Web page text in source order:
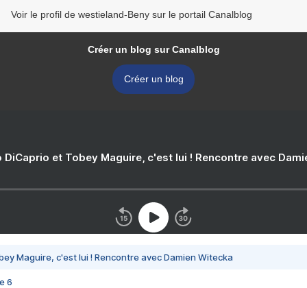
Voir le profil de westieland-Beny sur le portail Canalblog
Créer un blog sur Canalblog
Créer un blog
DiCaprio et Tobey Maguire, c'est lui ! Rencontre avec
Maguire, c'est lui ! Rencontre avec Damien Witecka
6